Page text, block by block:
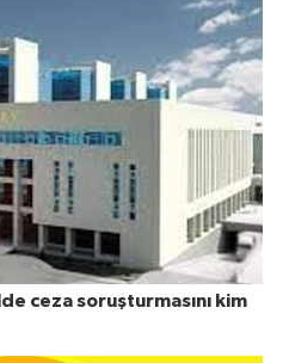
ceza soruşturmasını kim